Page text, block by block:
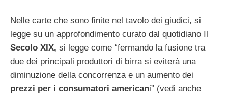
Nelle carte che sono finite nel tavolo dei giudici, si
legge su un approfondimento curato dal quotidiano Il
Secolo XIX, si legge come “fermando la fusione tra
due dei principali produttori di birra si eviterà una
diminuzione della concorrenza e un aumento dei
prezzi per i consumatori americani” (vedi anche